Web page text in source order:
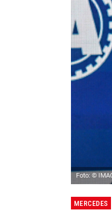
Foto: ©
MERCEDES